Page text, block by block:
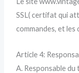
SSL( certifat qui
commandes, et
Article 4:
A. Responsable